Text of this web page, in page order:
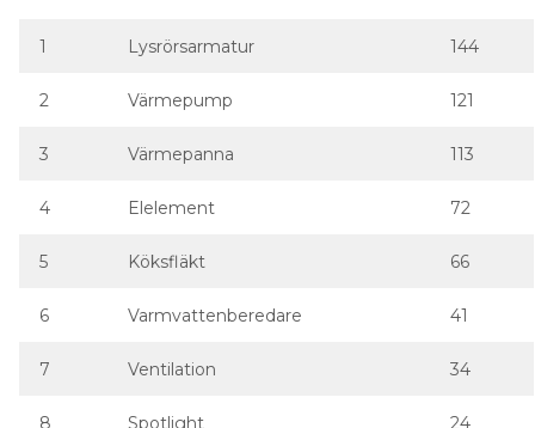
1 Lysrörsarmatur 144
2 Värmepump 121
3 Värmepanna 113
4 Elelement 72
5 Köksfläkt 66
6 Varmvattenberedare 41
7 Ventilation 34
8 Spotlight 24